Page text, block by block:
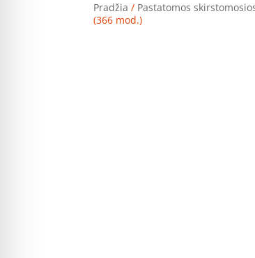
Pradžia / Pastatomos
(366 mod.)